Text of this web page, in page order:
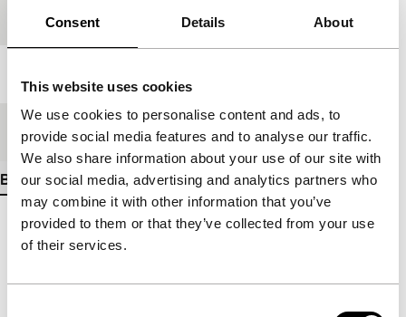
Consent Details About
This website uses cookies
We use cookies to personalise content and ads, to
provide social media features and to analyse our traffic.
We also share information about your use of our site with
our social media, advertising and analytics partners who
may combine it with other information that you’ve
provided to them or that they’ve collected from your use
of their services.
Festivaleditie IFFR 2010
Medium/FormaatDV cam PAL
Bekijk meer details